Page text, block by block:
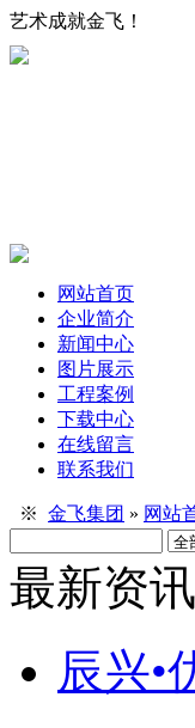
艺术成就金飞！
网站首页
企业简介
新闻中心
图片展示
工程案例
下载中心
在线留言
联系我们
※ 金飞集团 » 网站
最新资讯
辰兴•